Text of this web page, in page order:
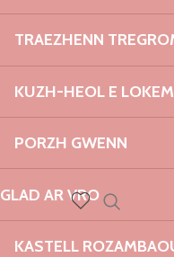
TRAEZHENN
KUZH-HEOL E
PORZH GWENN
GLAD AR VRO
KASTELL